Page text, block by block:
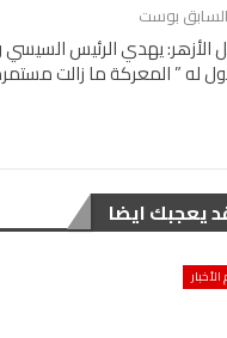
السابق بوست
الأزهر: يهدي الرئيس
له ” المعركة ما زالت
يعجبك ايضا
بنك مصر يحصد درعا تكريميا من Visa لإطلاقه 6 بطاقات…
AKHERALANBAAEG